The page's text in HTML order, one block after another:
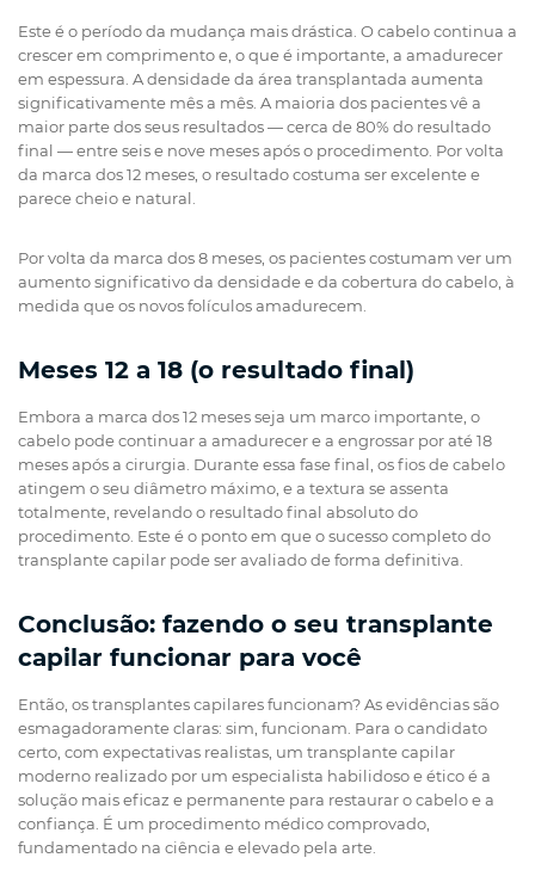
Este é o período da mudança mais drástica. O cabelo continua a
crescer em comprimento e, o que é importante, a amadurecer
em espessura. A densidade da área transplantada aumenta
significativamente mês a mês. A maioria dos pacientes vê a
maior parte dos seus resultados — cerca de 80% do resultado
final — entre seis e nove meses após o procedimento. Por volta
da marca dos 12 meses, o resultado costuma ser excelente e
parece cheio e natural.
Por volta da marca dos 8 meses, os pacientes costumam ver um
aumento significativo da densidade e da cobertura do cabelo, à
medida que os novos folículos amadurecem.
Meses 12 a 18 (o resultado final)
Embora a marca dos 12 meses seja um marco importante, o
cabelo pode continuar a amadurecer e a engrossar por até 18
meses após a cirurgia. Durante essa fase final, os fios de cabelo
atingem o seu diâmetro máximo, e a textura se assenta
totalmente, revelando o resultado final absoluto do
procedimento. Este é o ponto em que o sucesso completo do
transplante capilar pode ser avaliado de forma definitiva.
Conclusão: fazendo o seu transplante
capilar funcionar para você
Então, os transplantes capilares funcionam? As evidências são
esmagadoramente claras: sim, funcionam. Para o candidato
certo, com expectativas realistas, um transplante capilar
moderno realizado por um especialista habilidoso e ético é a
solução mais eficaz e permanente para restaurar o cabelo e a
confiança. É um procedimento médico comprovado,
fundamentado na ciência e elevado pela arte.